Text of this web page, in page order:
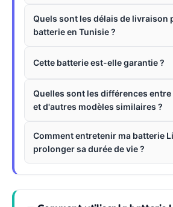
Quels sont les délais de livraison
batterie en Tunisie ?
Cette batterie est-elle garantie ?
Quelles sont les différences
et d'autres modèles similaires ?
Comment entretenir ma batterie
prolonger sa durée de vie ?